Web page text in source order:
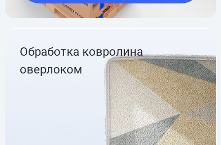
Обработка ковролина
оверлоком